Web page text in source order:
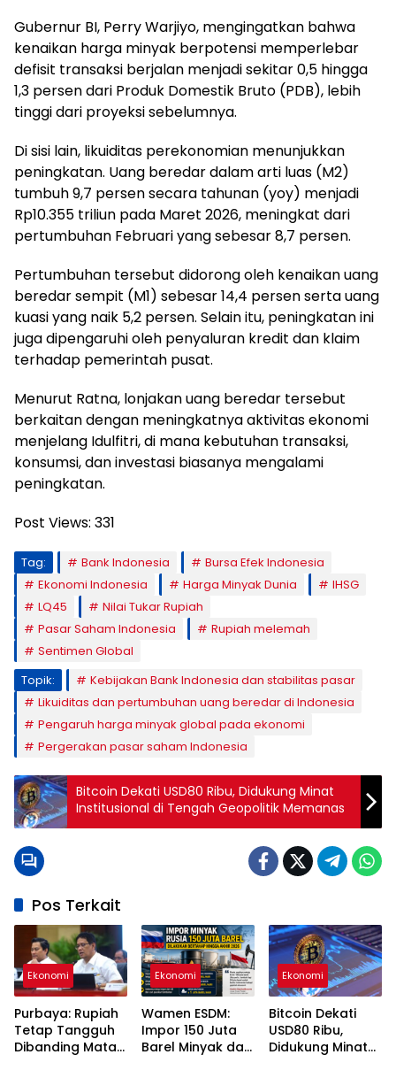
Gubernur BI, Perry Warjiyo, mengingatkan bahwa
kenaikan harga minyak berpotensi memperlebar
defisit transaksi berjalan menjadi sekitar 0,5 hingga
1,3 persen dari Produk Domestik Bruto (PDB), lebih
tinggi dari proyeksi sebelumnya.
Di sisi lain, likuiditas perekonomian menunjukkan
peningkatan. Uang beredar dalam arti luas (M2)
tumbuh 9,7 persen secara tahunan (yoy) menjadi
Rp10.355 triliun pada Maret 2026, meningkat dari
pertumbuhan Februari yang sebesar 8,7 persen.
Pertumbuhan tersebut didorong oleh kenaikan uang
beredar sempit (M1) sebesar 14,4 persen serta uang
kuasi yang naik 5,2 persen. Selain itu, peningkatan ini
juga dipengaruhi oleh penyaluran kredit dan klaim
terhadap pemerintah pusat.
Menurut Ratna, lonjakan uang beredar tersebut
berkaitan dengan meningkatnya aktivitas ekonomi
menjelang Idulfitri, di mana kebutuhan transaksi,
konsumsi, dan investasi biasanya mengalami
peningkatan.
Post Views: 331
Tag: Bank Indonesia
Bursa Efek Indonesia
Ekonomi Indonesia
Harga Minyak Dunia
IHSG
LQ45
Nilai Tukar Rupiah
Pasar Saham Indonesia
Rupiah melemah
Sentimen Global
Topik:
Kebijakan Bank Indonesia dan stabilitas pasar
Likuiditas dan pertumbuhan uang beredar di Indonesia
Pengaruh harga minyak global pada ekonomi
Pergerakan pasar saham Indonesia
Bitcoin Dekati USD80 Ribu, Didukung Minat
Institusional di Tengah Geopolitik Memanas
Pos Terkait
Ekonomi
Purbaya: Rupiah
Tetap Tangguh
Dibanding Mata
Ekonomi
Wamen ESDM:
Impor 150 Juta
Barel Minyak dari
Ekonomi
Bitcoin Dekati
USD80 Ribu,
Didukung Minat